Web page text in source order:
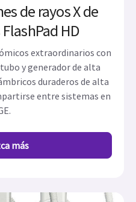
de rayos X de
HD
extraordinarios con
y generador de alta
duraderos de alta
entre sistemas en
más